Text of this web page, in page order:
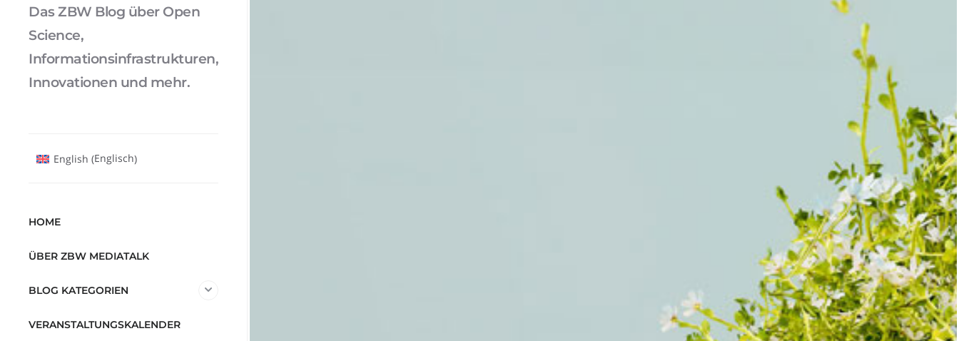
Das ZBW Blog über Open
Science,
Informationsinfrastrukturen,
Innovationen und mehr.
English (Englisch)
HOME
ÜBER ZBW MEDIATALK
BLOG KATEGORIEN
VERANSTALTUNGSKALENDER